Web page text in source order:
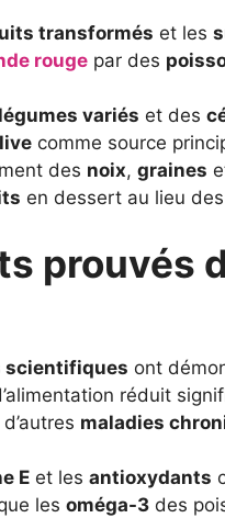
transformés et les
rouge par des
légumes variés et des
comme source
des noix, graines
en dessert au lieu
prouvés
scientifiques ont
réduit
maladies
E et les antioxydants
les oméga-3 des